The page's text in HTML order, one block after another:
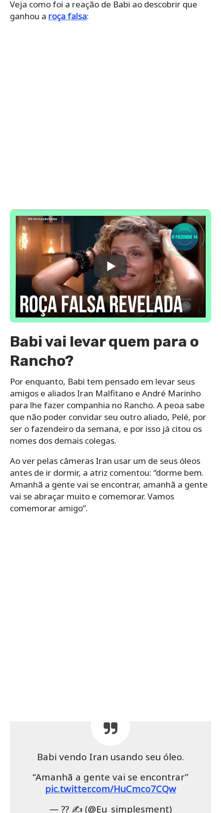
Veja como foi a reação de Babi ao descobrir que
ganhou a roça falsa:
Babi vai levar quem para o
Rancho?
Por enquanto, Babi tem pensado em levar seus
amigos e aliados Iran Malfitano e André Marinho
para lhe fazer companhia no Rancho. A peoa sabe
que não poder convidar seu outro aliado, Pelé, por
ser o fazendeiro da semana, e por isso já citou os
nomes dos demais colegas.
Ao ver pelas câmeras Iran usar um de seus óleos
antes de ir dormir, a atriz comentou: “dorme bem.
Amanhã a gente vai se encontrar, amanhã a gente
vai se abraçar muito e comemorar. Vamos
comemorar amigo”.
“Amanhã a gente vai se encontrar”
pic.twitter.com/HuCmco7CQw
— ?? ✍️ (@Eu_simplesment)
December 2, 2022